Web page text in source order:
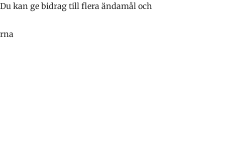
kan ge bidrag till flera ändamål och